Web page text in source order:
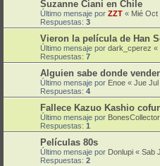
Suzanne Ciani en Chile
Último mensaje por ZZT « Mié Oct
Respuestas: 3
Vieron la película de Han
Último mensaje por dark_cperez «
Respuestas: 7
Alguien sabe donde
Último mensaje por Enoe « Jue Jul
Respuestas: 4
Fallece Kazuo Kashio
Último mensaje por BonesCollector
Respuestas: 1
Películas 80s
Último mensaje por Donlupi « Sab
Respuestas: 2